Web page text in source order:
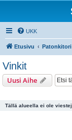
UKK
Etusivu Patonkitori
Vinkit
Uusi Aihe
Tällä alueella ei ole